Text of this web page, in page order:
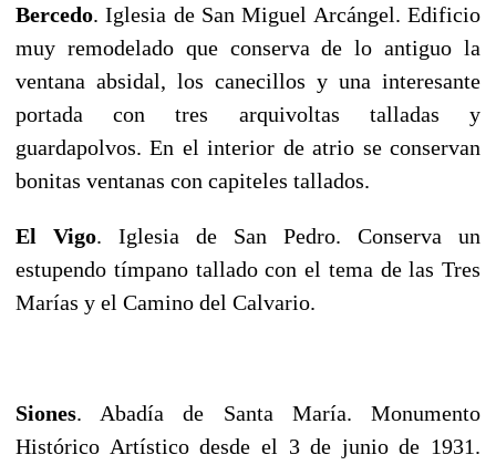
Bercedo. Iglesia de San Miguel Arcángel. Edificio
muy remodelado que conserva de lo antiguo la
ventana absidal, los canecillos y una interesante
portada con tres arquivoltas talladas y
guardapolvos. En el interior de atrio se conservan
bonitas ventanas con capiteles tallados.
El Vigo. Iglesia de San Pedro. Conserva un
estupendo tímpano tallado con el tema de las Tres
Marías y el Camino del Calvario.
Siones. Abadía de Santa María. Monumento
Histórico Artístico desde el 3 de junio de 1931.